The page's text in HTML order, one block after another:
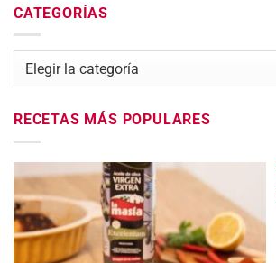
CATEGORÍAS
Categorías
RECETAS MÁS POPULARES